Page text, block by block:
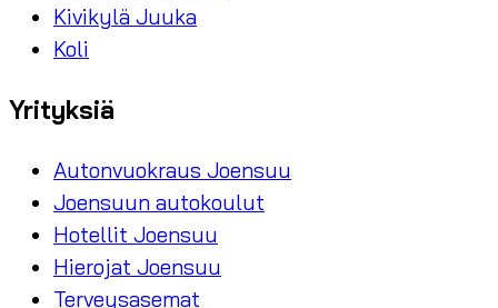
Kivikylä Juuka
Koli
Yrityksiä
Autonvuokraus Joensuu
Joensuun autokoulut
Hotellit Joensuu
Hierojat Joensuu
Terveysasemat